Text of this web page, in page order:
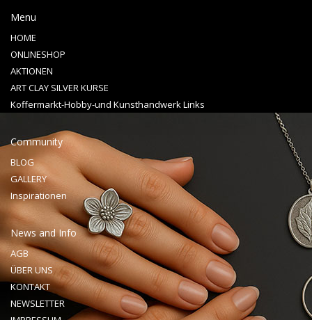
Menu
HOME
ONLINESHOP
AKTIONEN
ART CLAY SILVER KURSE
Koffermarkt-Hobby-und Kunsthandwerk Links
Community
BLOG
GALLERY
Inspirationen
News and Info
AGB
ÜBER UNS
KONTAKT
NEWSLETTER